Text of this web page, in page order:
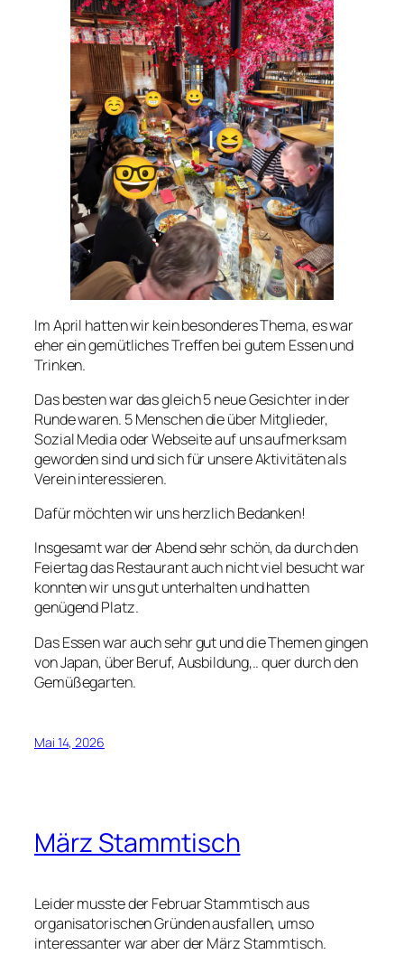
Im April hatten wir kein besonderes Thema, es war
eher ein gemütliches Treffen bei gutem Essen und
Trinken.
Das besten war das gleich 5 neue Gesichter in der
Runde waren. 5 Menschen die über Mitglieder,
Sozial Media oder Webseite auf uns aufmerksam
geworden sind und sich für unsere Aktivitäten als
Verein interessieren.
Dafür möchten wir uns herzlich Bedanken!
Insgesamt war der Abend sehr schön, da durch den
Feiertag das Restaurant auch nicht viel besucht war
konnten wir uns gut unterhalten und hatten
genügend Platz.
Das Essen war auch sehr gut und die Themen gingen
von Japan, über Beruf, Ausbildung,.. quer durch den
Gemüßegarten.
Mai 14, 2026
März Stammtisch
Leider musste der Februar Stammtisch aus
organisatorischen Gründen ausfallen, umso
interessanter war aber der März Stammtisch.